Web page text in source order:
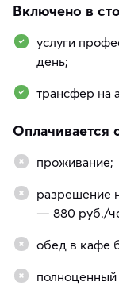
Включено в
услуги
день;
трансфер на
Оплачивается
проживание;
разрешение
— 880 руб./
обед в кафе